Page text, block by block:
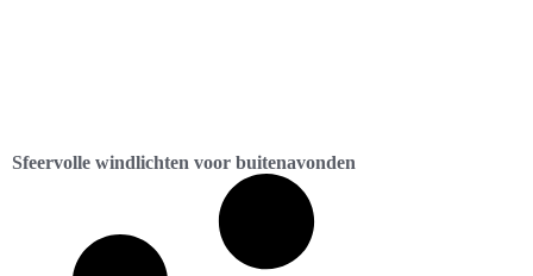
Sfeervolle windlichten voor buitenavonden